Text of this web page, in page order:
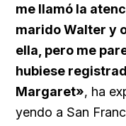
me llamó la
marido Walter y
ella, pero me
hubiese
Margaret», ha
yendo a San